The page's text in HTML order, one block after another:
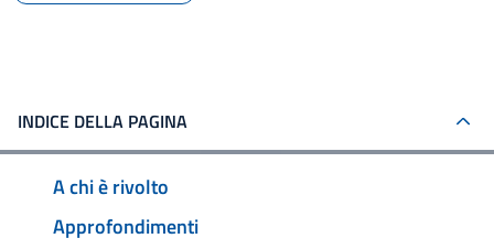
INDICE DELLA PAGINA
A chi è rivolto
Approfondimenti